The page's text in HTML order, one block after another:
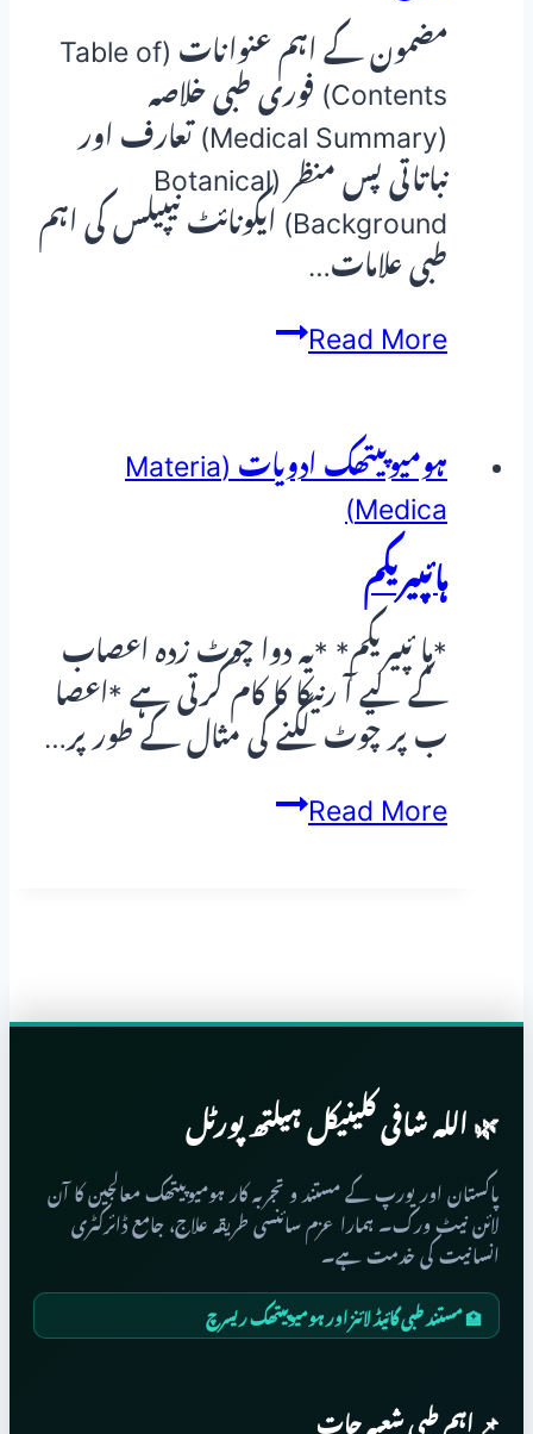
مضمون کے اہم عنوانات (Table of
Contents) فوری طبی خلاصہ
(Medical Summary) تعارف اور
نباتاتی پس منظر (Botanical
Background) ایکونائٹ نیپیلس کی اہم
طبی علامات…
Read Moreایکونائٹ
Napellus):
خوف،
بے
چینی
نزلہ
ہومیوپیتھک ادویات (Materia
Medica)
ہائپیریکم
*ہا ئپیریکم* *یہ دوا چوٹ زدہ اعصاب
کے لیے آ رنیکا کا کام کرتی ہے *اعصا
ب پر چوٹ لگنے کی مثال کے طور پر…
Read Moreہائپیریکم
🌿 اللہ شافی کلینیکل ہیلتھ پورٹل
پاکستان اور یورپ کے مستند و تجربہ کار ہومیوپیتھک معالجین کا آن
لائن نیٹ ورک۔ ہمارا عزم سائنسی طریقہ علاج، جامع ڈائرکٹری
انسانیت کی خدمت ہے۔
🏥 مستند طبی گائیڈ لائنز اور ہومیوپیتھک ریسرچ
📌 اہم طبی شعبہ جات